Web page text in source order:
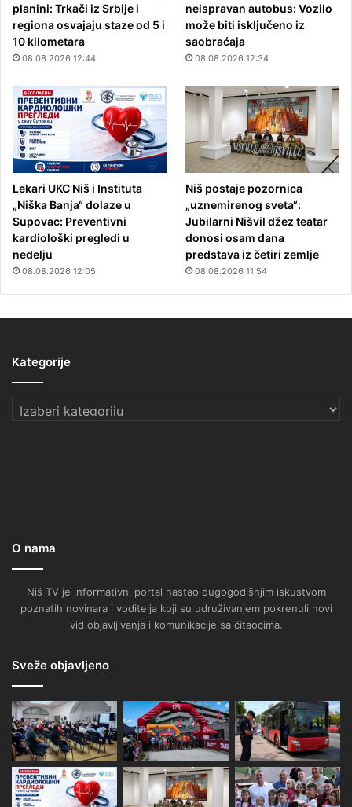
planini: Trkači iz Srbije i
regiona osvajaju staze od 5 i
10 kilometara
08.08.2026 12:44
neispravan autobus: Vozilo
može biti isključeno iz
saobraćaja
08.08.2026 12:34
Lekari UKC Niš i Instituta
„Niška Banja“ dolaze u
Supovac: Preventivni
kardiološki pregledi u
nedelju
08.08.2026 12:05
Niš postaje pozornica
„uznemirenog sveta“:
Jubilarni Nišvil džez teatar
donosi osam dana
predstava iz četiri zemlje
08.08.2026 11:54
Kategorije
Kategorije
O nama
Niš TV je informativni portal nastao dugogodišnjim iskustvom
poznatih novinara i voditelja koji su udruživanjem pokrenuli novi
vid objavljivanja i komunikacije sa čitaocima.
Sveže objavljeno